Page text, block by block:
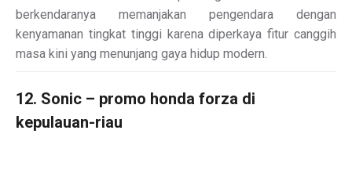
berkendaranya memanjakan pengendara dengan
kenyamanan tingkat tinggi karena diperkaya fitur canggih
masa kini yang menunjang gaya hidup modern.
12. Sonic – promo honda forza di
kepulauan-riau